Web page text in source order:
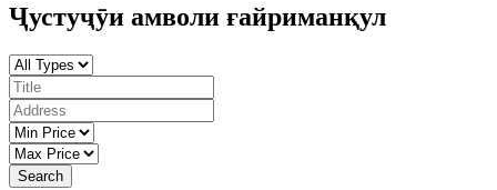
Ҷустуҷӯи амволи ғайриманқул
Search